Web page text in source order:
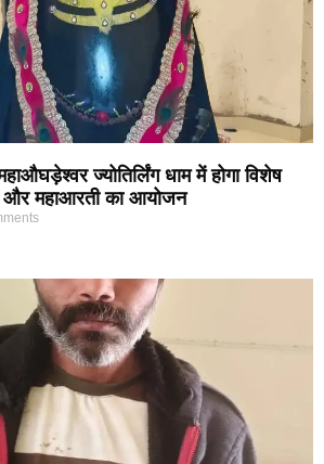
ज्योतिर्लिंग धाम में होगा विशेष
और महाआरती का आयोजन